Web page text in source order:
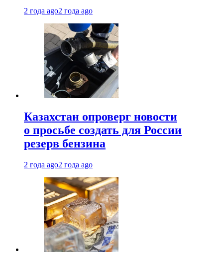
2 года ago2 года ago
Казахстан опроверг новости
о просьбе создать для России
резерв бензина
2 года ago2 года ago